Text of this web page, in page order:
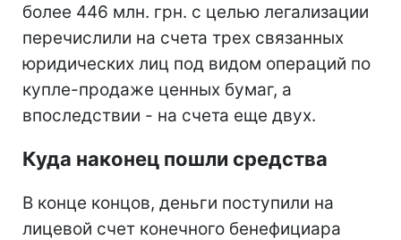
более 446 млн. грн. с целью легализации
перечислили на счета трех связанных
юридических лиц под видом операций по
купле-продаже ценных бумаг, а
впоследствии - на счета еще двух.
Куда наконец пошли средства
В конце концов, деньги поступили на
лицевой счет конечного бенефициара